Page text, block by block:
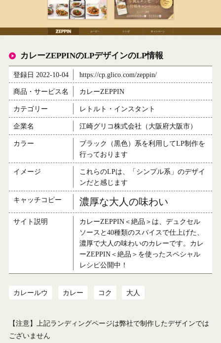
カレーZEPPINのLPデザインのLP情報
登録日 2022-10-04 https://cp.glico.com/zeppin/
商品・サービス名 カレーZEPPIN
カテゴリー レトルト・インスタント
企業名 江崎グリコ株式会社（大阪府大阪市）
カラー
ブラック（黒色）系を利用してLP制作を
行っております
イメージ
これらのLPは、「シンプル系」のデザイ
ンだと感じます
キャッチコピー 濃厚な大人の味わい
サイト説明
カレーZEPPIN＜絶品＞は、デュクセル
ソースと40種類のスパイスで仕上げた、
濃厚で大人の味わいのカレーです。カレ
ーZEPPIN＜絶品＞を使ったスペシャル
レシピ公開中！
カレールウ カレー コク 大人
【注意】上記ランディングページは弊社で制作したデザインでは
ございません